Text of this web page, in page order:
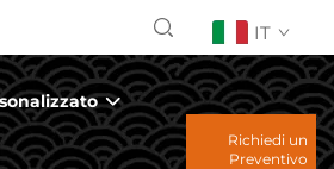
IT
Richiedi un
Preventivo